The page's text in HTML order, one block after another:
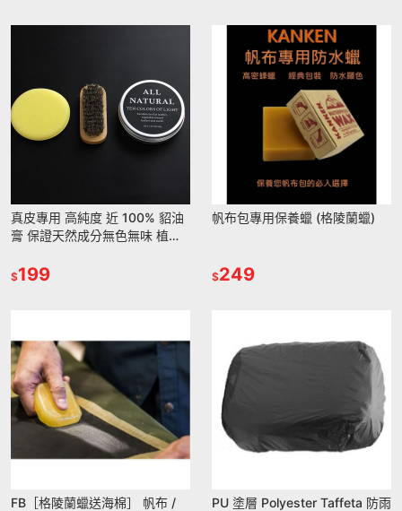
真皮專用 高純度 近 100% 貂油
膏 保證天然成分無色無味 植鞣
保養DIY
$199
帆布包專用保養蠟 (格陵蘭蠟)
$249
FB［格陵蘭蠟送海棉］ 帆布 /
PU 塗層 Polyester Taffeta 防雨